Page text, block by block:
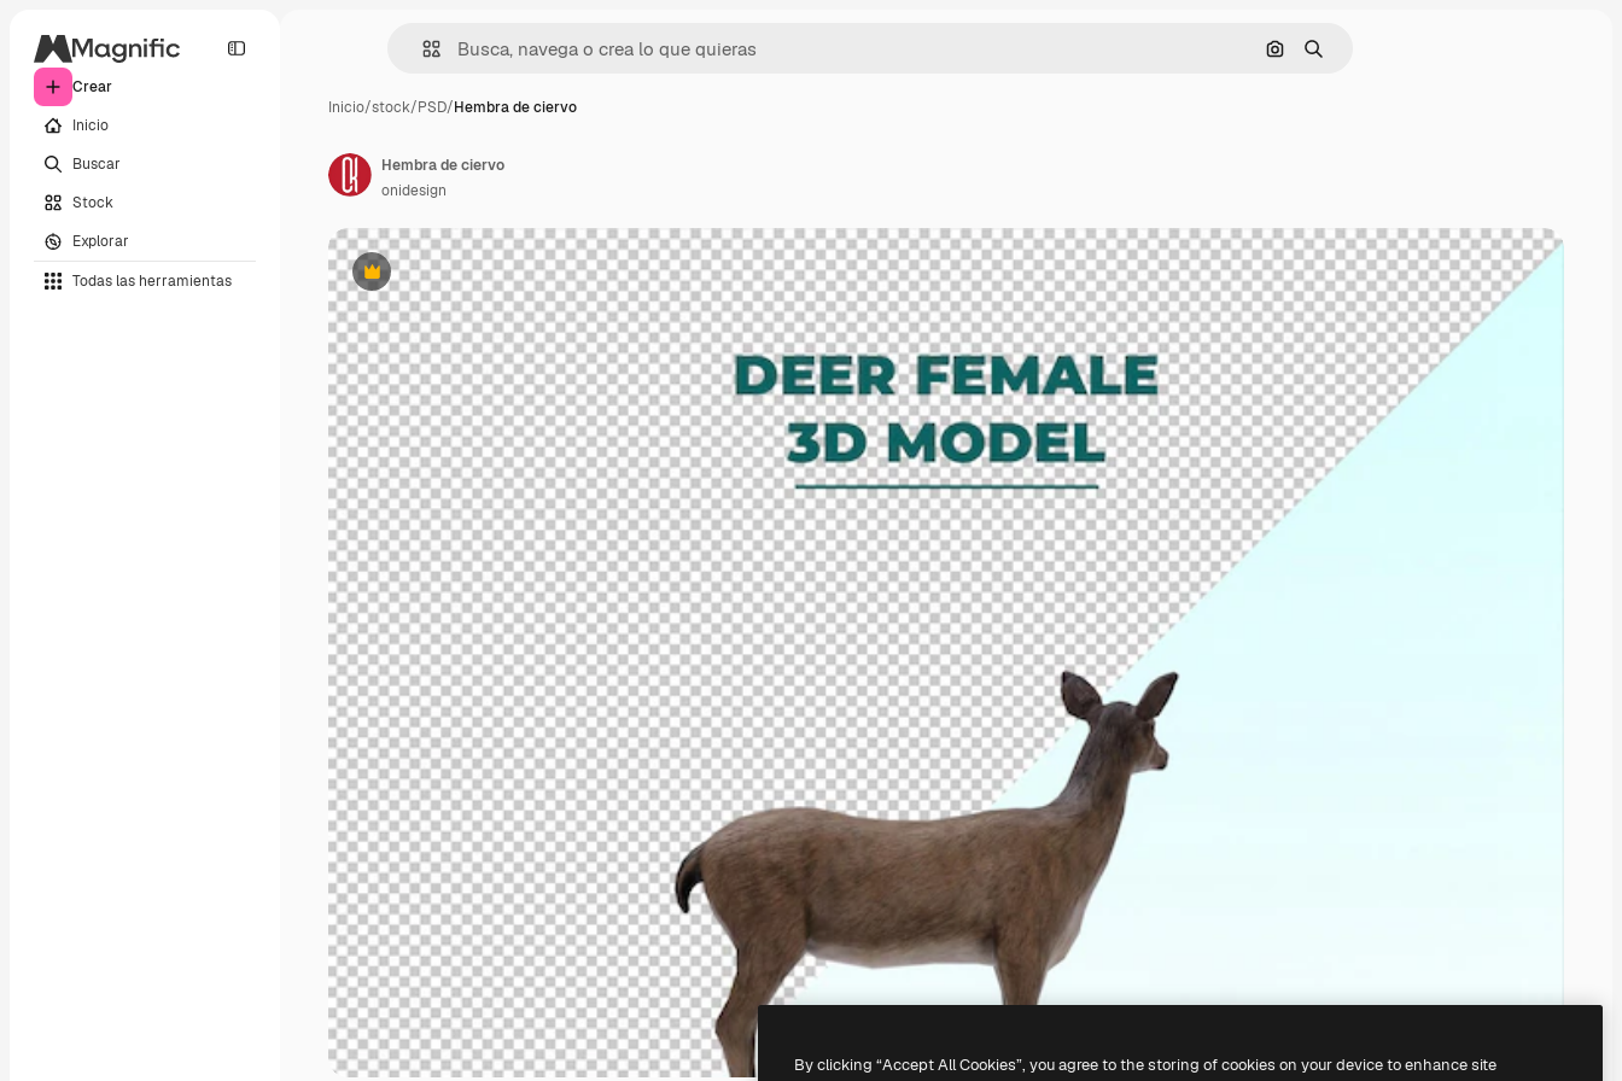
Crear
Inicio
Buscar
Stock
Explorar
Todas las herramientas
Buscar por imagen
Buscar
Inicio/stock/PSD/Hembra de ciervo
Premium
Hembra de ciervo
onidesign
By clicking “Accept All Cookies”, you agree to the storing of cookies on your device to enhance site